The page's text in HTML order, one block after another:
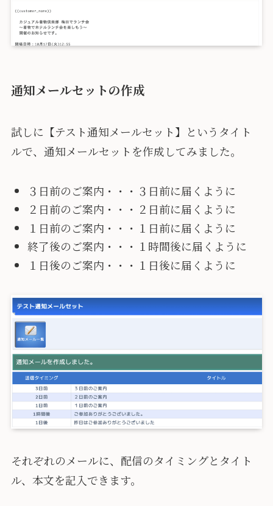
通知メールセットの作成
試しに【テスト通知メールセット】というタイト
ルで、通知メールセットを作成してみました。
３日前のご案内・・・３日前に届くように
２日前のご案内・・・２日前に届くように
１日前のご案内・・・１日前に届くように
終了後のご案内・・・１時間後に届くように
１日後のご案内・・・１日後に届くように
それぞれのメールに、配信のタイミングとタイト
ル、本文を記入できます。